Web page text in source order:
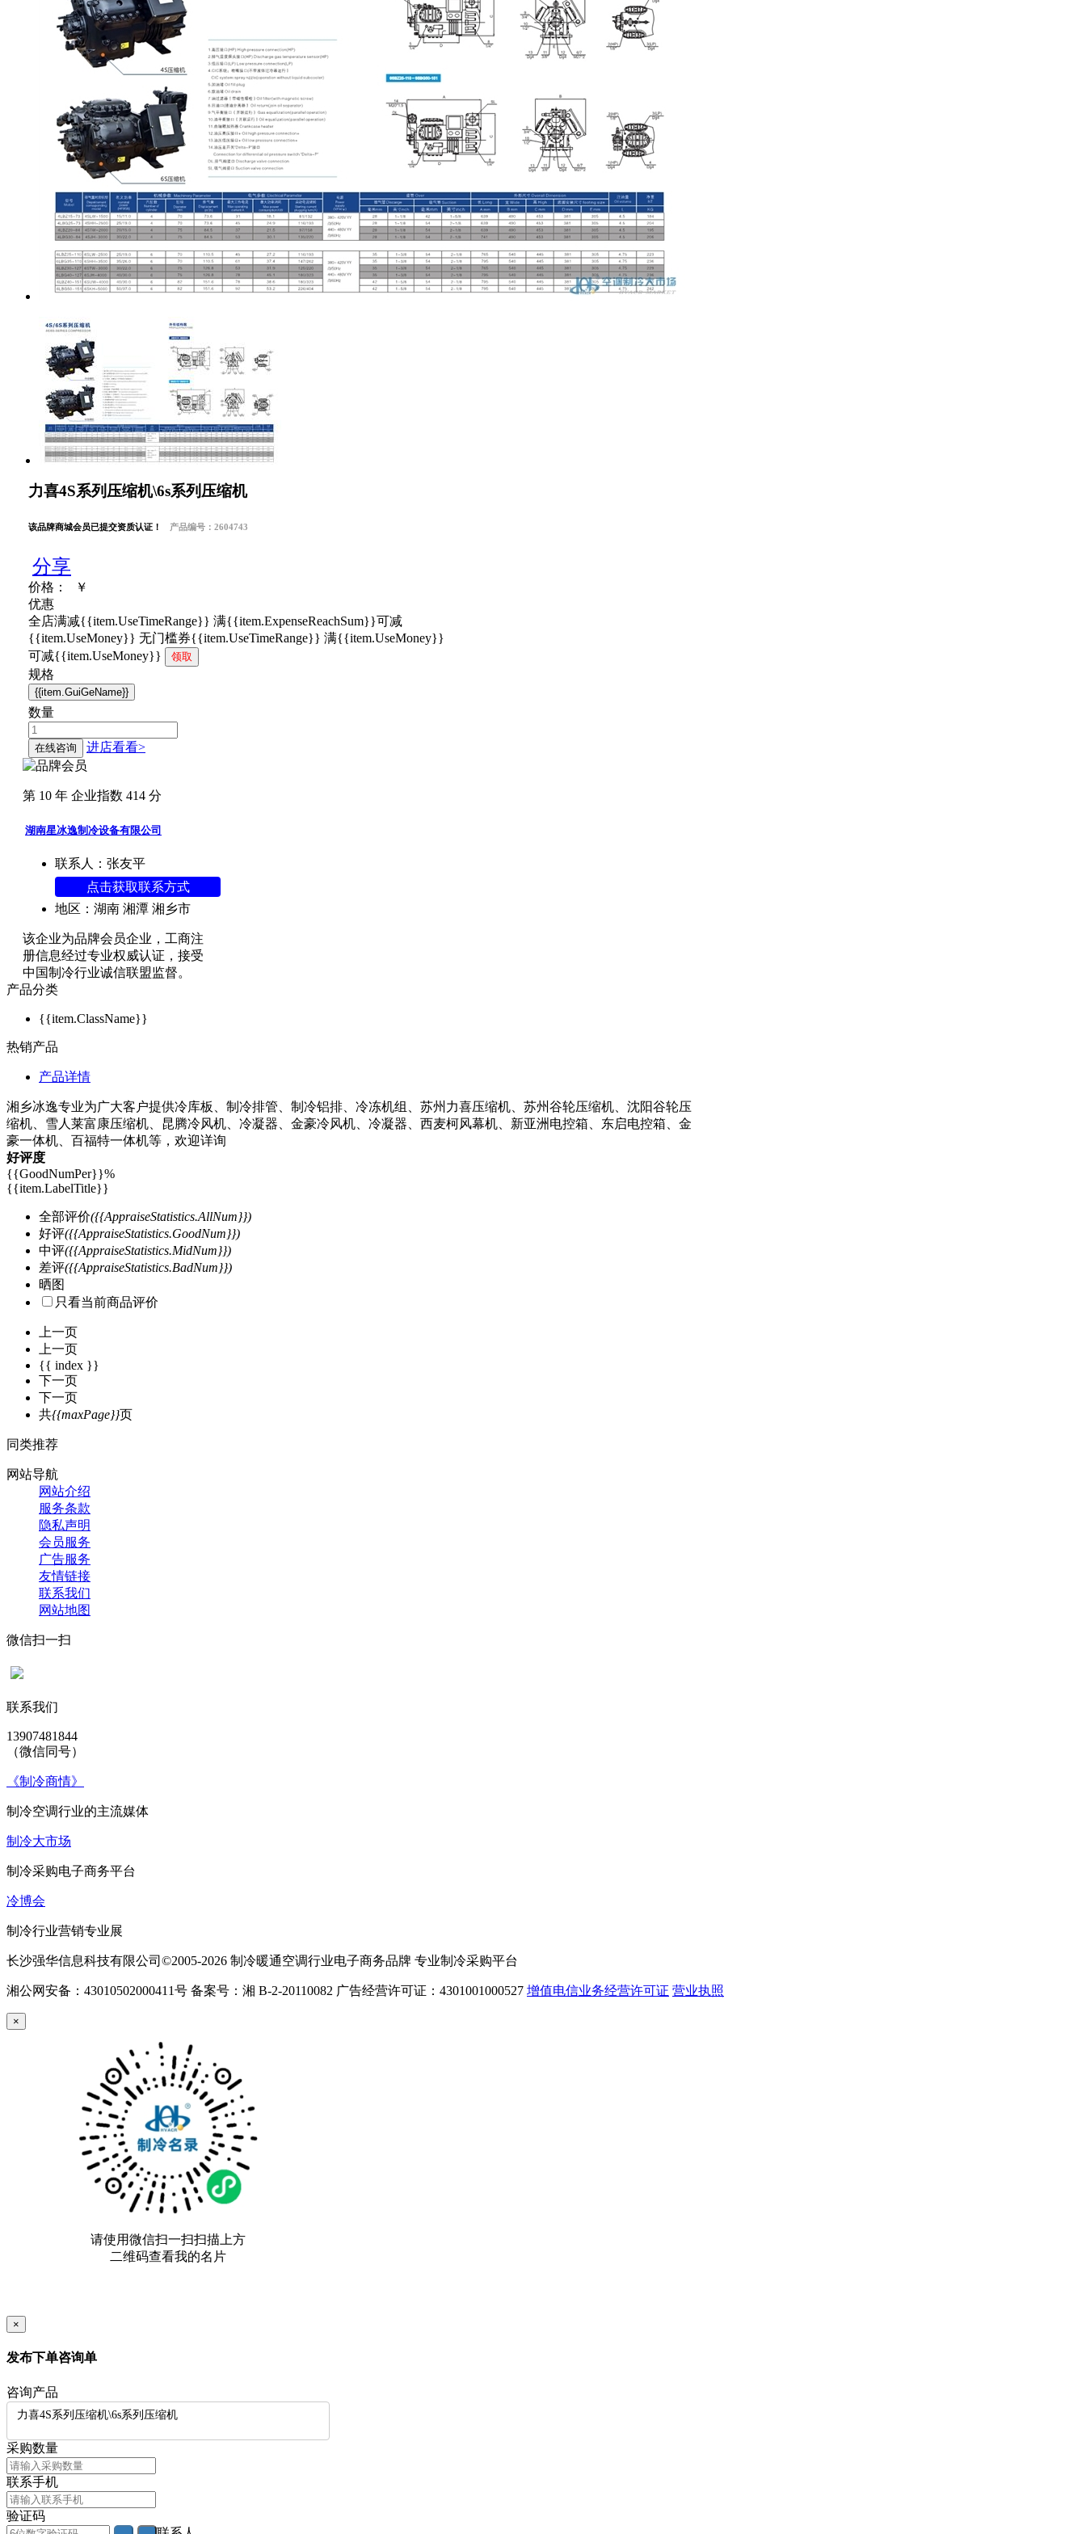
力喜4S系列压缩机\6s系列压缩机
该品牌商城会员已提交资质认证！ 产品编号：2604743
分享
价格：
￥
优惠
全店满减{{item.UseTimeRange}} 满{{item.ExpenseReachSum}}可减
{{item.UseMoney}} 无门槛券{{item.UseTimeRange}} 满{{item.UseMoney}}
可减{{item.UseMoney}}
领取
规格
{{item.GuiGeName}}
数量
在线咨询 进店看看>
第 10 年 企业指数 414 分
湖南星冰逸制冷设备有限公司
联系人：张友平
点击获取联系方式
地区：湖南 湘潭 湘乡市
该企业为品牌会员企业，工商注
册信息经过专业权威认证，接受
中国制冷行业诚信联盟监督。
产品分类
{{item.ClassName}}
热销产品
产品详情
湘乡冰逸专业为广大客户提供冷库板、制冷排管、制冷铝排、冷冻机组、苏州力喜压缩机、苏州谷轮压缩机、沈阳谷轮压
缩机、雪人莱富康压缩机、昆腾冷风机、冷凝器、金豪冷风机、冷凝器、西麦柯风幕机、新亚洲电控箱、东启电控箱、金
豪一体机、百福特一体机等，欢迎详询
好评度
{{GoodNumPer}}%
{{item.LabelTitle}}
全部评价({{AppraiseStatistics.AllNum}})
好评({{AppraiseStatistics.GoodNum}})
中评({{AppraiseStatistics.MidNum}})
差评({{AppraiseStatistics.BadNum}})
晒图
只看当前商品评价
上一页
上一页
{{ index }}
下一页
下一页
共{{maxPage}}页
同类推荐
网站导航
网站介绍
服务条款
隐私声明
会员服务
广告服务
友情链接
联系我们
网站地图
微信扫一扫
联系我们
13907481844
（微信同号）
《制冷商情》
制冷空调行业的主流媒体
制冷大市场
制冷采购电子商务平台
冷博会
制冷行业营销专业展
长沙强华信息科技有限公司©2005-2026 制冷暖通空调行业电子商务品牌 专业制冷采购平台
湘公网安备：43010502000411号 备案号：湘 B-2-20110082 广告经营许可证：4301001000527 增值电信业务经营许可证 营业执照
×
×
发布下单咨询单
咨询产品
力喜4S系列压缩机\6s系列压缩机
采购数量
联系手机
验证码